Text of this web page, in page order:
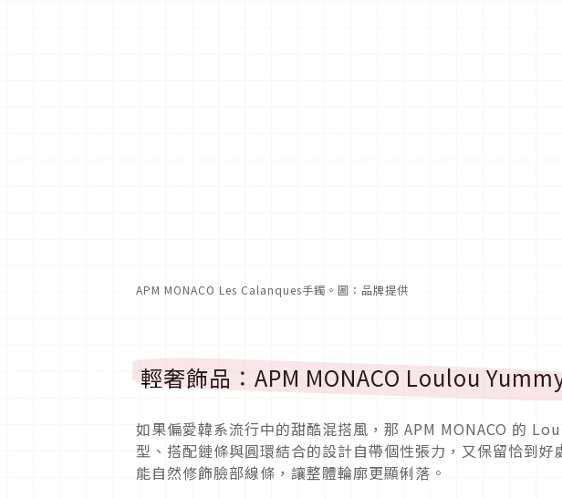
APM MONACO Les Calanques手鐲。圖：品牌提供
輕奢飾品：APM MONACO Loulou
如果偏愛韓系流行中的甜酷混搭風，那 APM MONACO 的
型、搭配鏈條與圓環結合的設計自帶個性張力，又保留恰到好
能自然修飾臉部線條，讓整體輪廓更顯俐落。